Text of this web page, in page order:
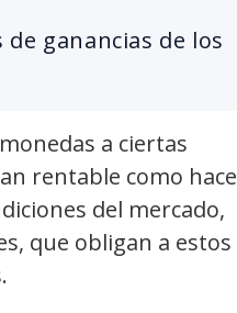
ganancias de los
a ciertas
rentable como hace
del mercado,
que obligan a estos